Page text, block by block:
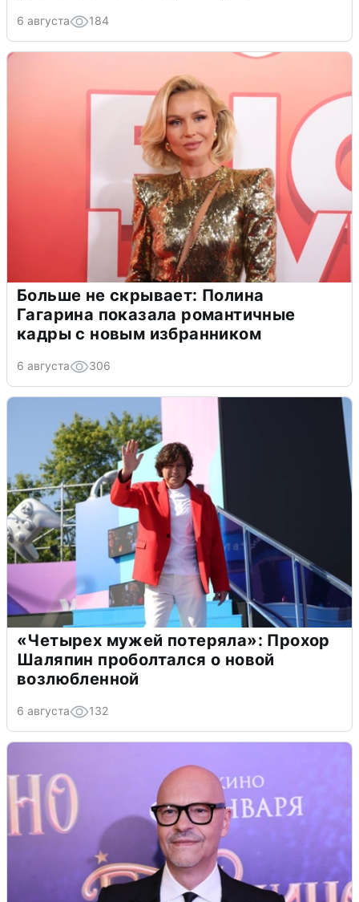
6 августа 184
Больше не скрывает: Полина
Гагарина показала романтичные
кадры с новым избранником
6 августа 306
«Четырех мужей потеряла»: Прохор
Шаляпин проболтался о новой
возлюбленной
6 августа 132